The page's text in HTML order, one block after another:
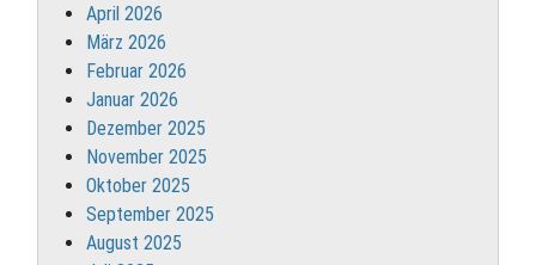
April 2026
März 2026
Februar 2026
Januar 2026
Dezember 2025
November 2025
Oktober 2025
September 2025
August 2025